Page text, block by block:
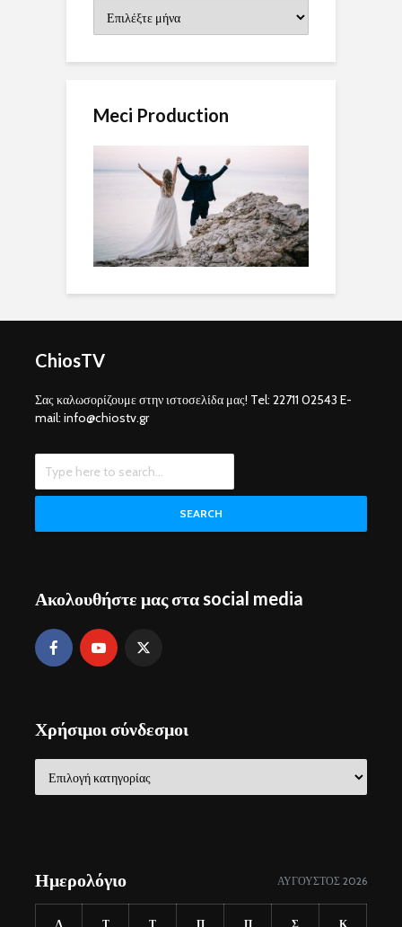
Meci Production
ChiosTV
Σας καλωσορίζουμε στην ιστοσελίδα μας! Tel: 22711 02543 E-
mail: info@chiostv.gr
SEARCH
Ακολουθήστε μας στα social media
Χρήσιμοι σύνδεσμοι
σύνδεσμοι
Ημερολόγιο ΑΎΓΟΥΣΤΟΣ 2026
Δ Τ Τ Π Π Σ Κ